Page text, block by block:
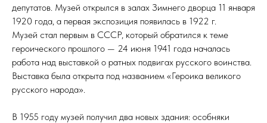
депутатов. Музей открылся в залах Зимнего дворца 11 января
1920 года, а первая экспозиция появилась в 1922 г.
Музей стал первым в СССР, который обратился к теме
героического прошлого — 24 июня 1941 года началась
работа над выставкой о ратных подвигах русского воинства.
Выставка была открыта под названием «Героика великого
русского народа».
В 1955 году музей получил два новых здания: особняки